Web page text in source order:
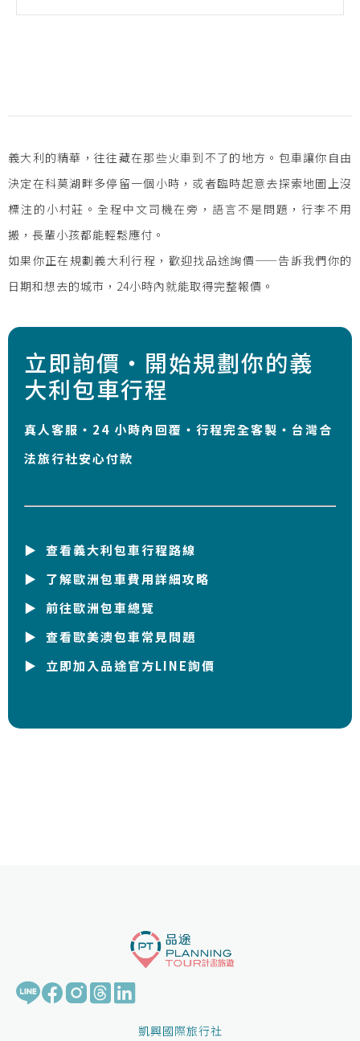
義大利的精華，往往藏在那些火車到不了的地方。包車讓你自由
決定在科莫湖畔多停留一個小時，或者臨時起意去探索地圖上沒
標注的小村莊。全程中文司機在旁，語言不是問題，行李不用
搬，長輩小孩都能輕鬆應付。
如果你正在規劃義大利行程，歡迎找品途詢價——告訴我們你的
日期和想去的城市，24小時內就能取得完整報價。
立即詢價・開始規劃你的義
大利包車行程
真人客服・24 小時內回覆・行程完全客製・台灣合
法旅行社安心付款
▶ 查看義大利包車行程路線
▶ 了解歐洲包車費用詳細攻略
▶ 前往歐洲包車總覽
▶ 查看歐美澳包車常見問題
▶ 立即加入品途官方LINE詢價
凱興國際旅行社